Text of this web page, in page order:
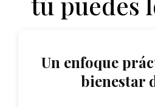
Un enfoque
bienestar